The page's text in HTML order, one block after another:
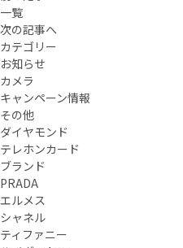
一覧
次の記事へ
カテゴリー
お知らせ
カメラ
キャンペーン情報
その他
ダイヤモンド
テレホンカード
ブランド
PRADA
エルメス
シャネル
ティファニー